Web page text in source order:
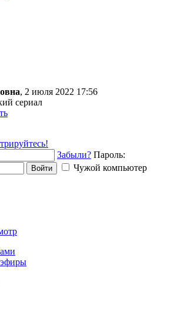
, 2 июля 2022 17:56
сериал
Забыли? Пароль:
Войти
Чужой компьютер